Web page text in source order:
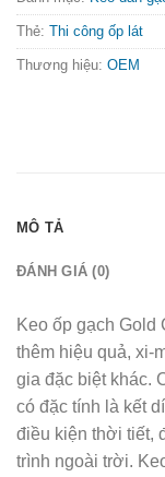
Thẻ: Thi công ốp lát
Thương hiệu: OEM
MÔ TẢ
ĐÁNH GIÁ (0)
Keo ốp gạch Gold
thêm hiệu quả, xi-
gia đặc biệt khác.
có đặc tính là kết
điều kiện thời tiết,
trình ngoài trời.